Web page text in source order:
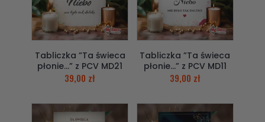
Tabliczka ”Ta świeca
płonie…” z PCV MD21
39,00 zł
Tabliczka ”Ta świeca
płonie…” z PCV MD11
39,00 zł